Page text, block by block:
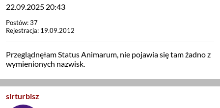
22.09.2025 20:43
Postów: 37
Rejestracja: 19.09.2012
Przeglądnęłam Status Animarum, nie pojawia się tam żadno z
wymienionych nazwisk.
sirturbisz